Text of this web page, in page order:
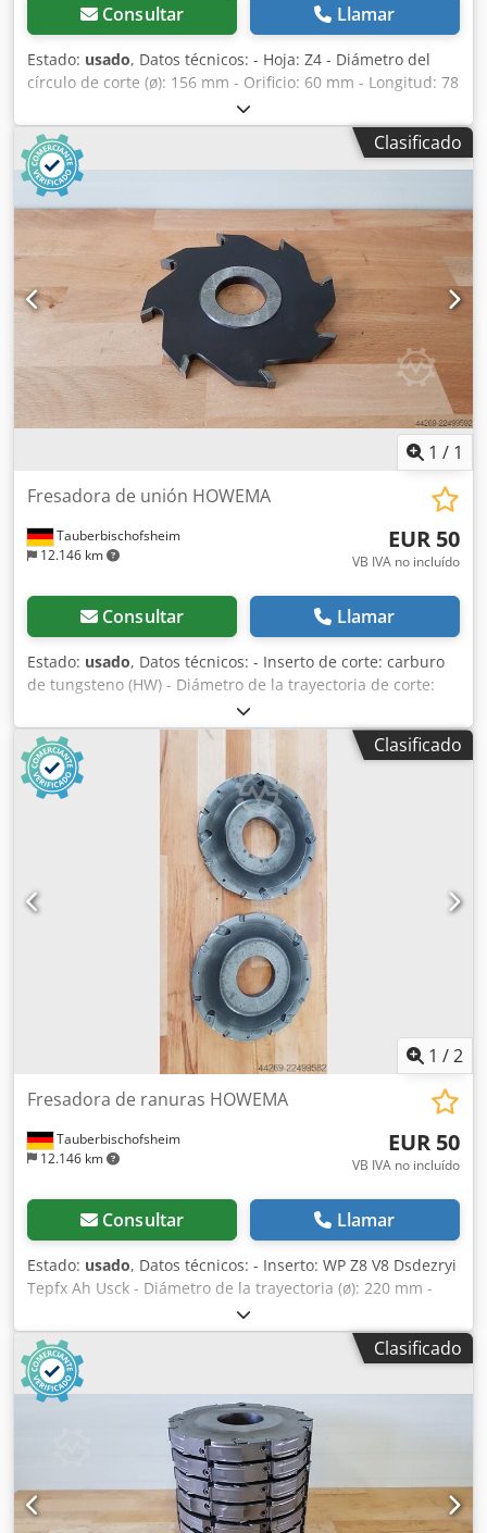
Consultar Llamar
Estado: usado, Datos técnicos: - Hoja: Z4 - Diámetro del
círculo de corte (ø): 156 mm - Orificio: 60 mm - Longitud: 78
mm - Material: Acero Djdpfjzryk Dex Ah Usck -
Disponibilidad: 1
Clasificado
1 / 1
Tauberbischofsheim
12.146 km
Fresadora de unión HOWEMA
EUR 50
VB IVA no incluído
Consultar Llamar
Estado: usado, Datos técnicos: - Inserto de corte: carburo
de tungsteno (HW) - Diámetro de la trayectoria de corte:
200 mm - Diámetro del orificio: 50 mm - Longitud: 12 mm -
Material: acero Dodjzrykkopfx Ah Uock
Clasificado
1 /2
Tauberbischofsheim
12.146 km
Fresadora de ranuras HOWEMA
EUR 50
VB IVA no incluído
Consultar Llamar
Estado: usado, Datos técnicos: - Inserto: WP Z8 V8 Dsdezryi
Tepfx Ah Usck - Diámetro de la trayectoria (ø): 220 mm -
Diámetro del orificio: 70 mm - Longitud: 10 mm - Material:
Acero - Disponibilidad: 16
Clasificado